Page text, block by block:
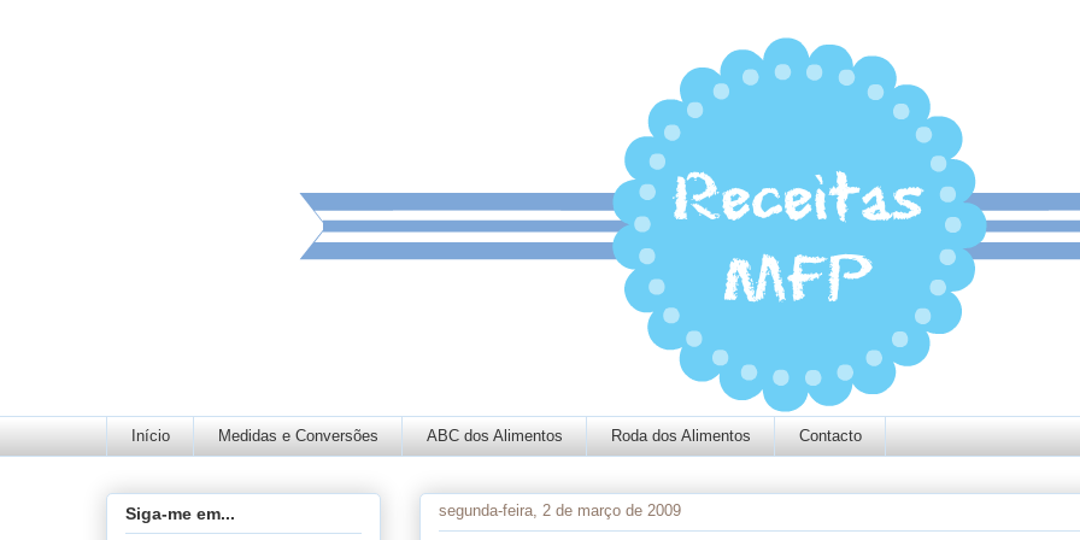
Início Medidas e Conversões ABC dos Alimentos Roda dos Alimentos Contacto
segunda-feira, 2 de março de 2009
Siga-me em...